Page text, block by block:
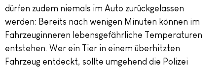
dürfen zudem niemals im Auto zurückgelassen
werden: Bereits nach wenigen Minuten können im
Fahrzeuginneren lebensgefährliche Temperaturen
entstehen. Wer ein Tier in einem überhitzten
Fahrzeug entdeckt, sollte umgehend die Polizei